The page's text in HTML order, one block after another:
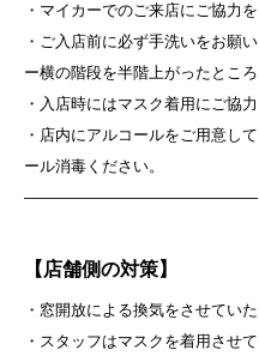
・マイカーでのご来店にご協力
・ご入店前に必ず手洗いをお願
ー横の階段を半階上がったところ
・入店時にはマスク着用にご協力
・店内にアルコールをご用意し
ール消毒ください。
———————————————
【店舗側の対策】
・窓開放による換気をさせていた
・スタッフはマスクを着用させて